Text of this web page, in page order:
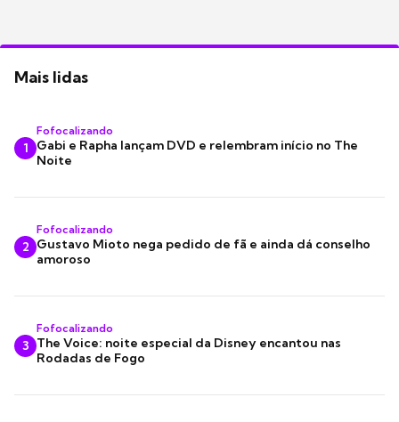
Mais lidas
1
Fofocalizando
Gabi e Rapha lançam DVD e relembram início no The
Noite
2
Fofocalizando
Gustavo Mioto nega pedido de fã e ainda dá conselho
amoroso
3
Fofocalizando
The Voice: noite especial da Disney encantou nas
Rodadas de Fogo